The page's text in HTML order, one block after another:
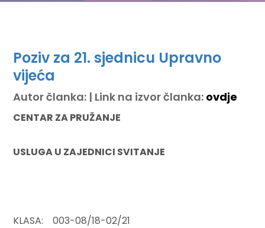
Poziv za 21. sjednicu Upravno
vijeća
Autor članka: | Link na izvor članka: ovdje
CENTAR ZA PRUŽANJE
USLUGA U ZAJEDNICI SVITANJE
KLASA: 003-08/18-02/21